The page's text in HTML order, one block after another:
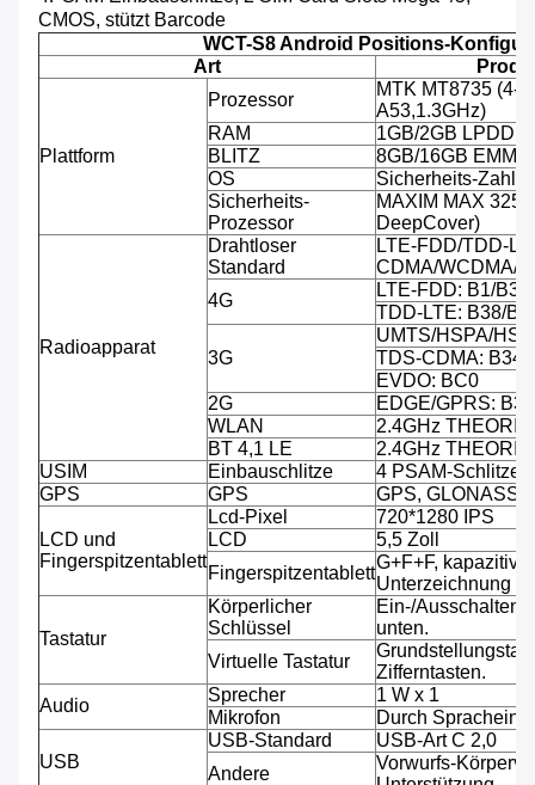
CMOS, stützt Barcode
WCT-S8 Android Positions-
Art
Plattform
Prozessor
MTK MT8735 (4-
A53,1.3GHz)
RAM
1GB/2GB
BLITZ
8GB/16GB EMMC
OS
Sicherheits-
Sicherheits-
Prozessor
MAXIM MAX
DeepCover)
Radioapparat
Drahtloser
Standard
LTE-FDD/TDD-
CDMA/WCDMA/
4G
LTE-FDD: B1/B3/
TDD-LTE: B38/
3G
UMTS/HSPA/
TDS-CDMA: B34/
EVDO: BC0
2G
EDGE/GPRS: B3/
WLAN
2.4GHz
BT 4,1 LE
2.4GHz
USIM
Einbauschlitze
4 PSAM-Schlitze,
GPS
GPS GPS, GLONASS
LCD und
Fingerspitzentablett
Lcd-Pixel
720*1280 IPS
LCD
5,5 Zoll
Fingerspitzentablett
G+F+F,
Unterzeichnung
Tastatur
Körperlicher
Schlüssel
Ein-/Ausschalten,
unten.
Virtuelle Tastatur
Zifferntasten.
Audio
Sprecher
1 W x 1
Mikrofon
Durch
USB
USB-Standard
USB-Art C 2,0
Andere
Vorwurfs-